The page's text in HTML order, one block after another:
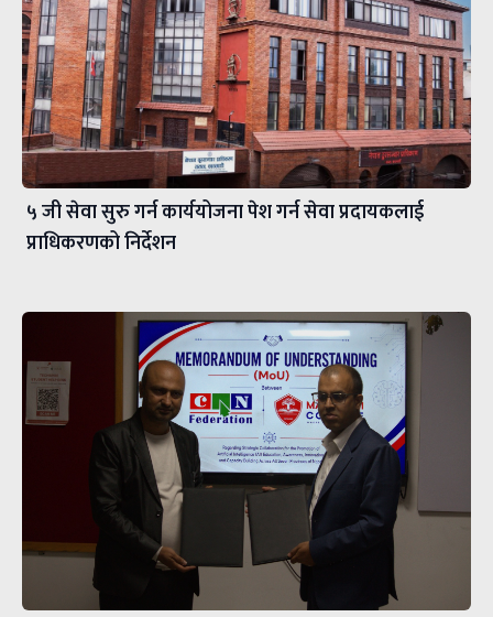
५ जी सेवा सुरु गर्न कार्ययोजना पेश गर्न सेवा प्रदायकलाई
प्राधिकरणको निर्देशन